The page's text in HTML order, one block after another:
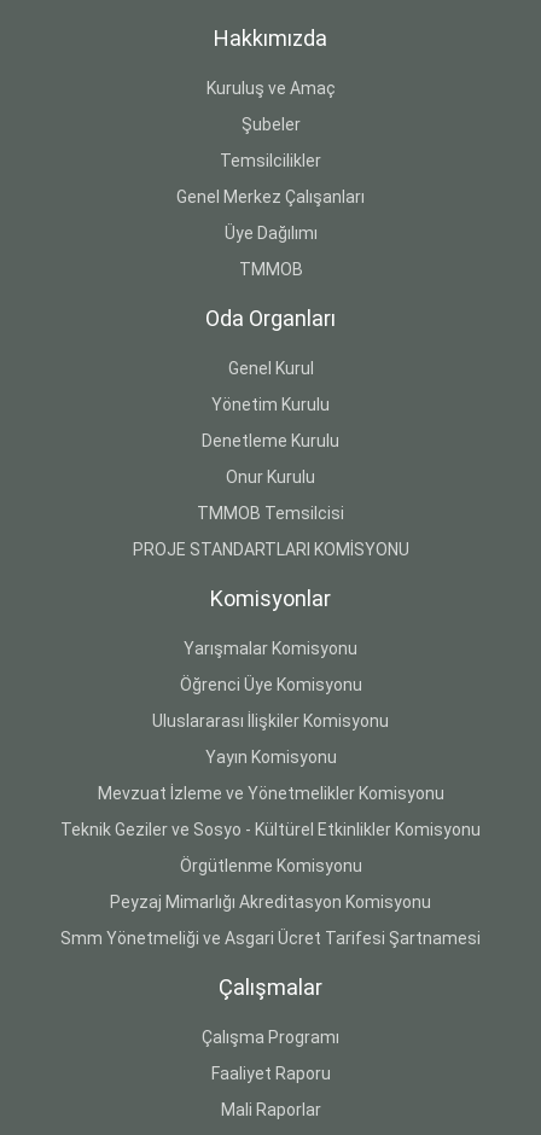
Hakkımızda
Kuruluş ve Amaç
Şubeler
Temsilcilikler
Genel Merkez Çalışanları
Üye Dağılımı
TMMOB
Oda Organları
Genel Kurul
Yönetim Kurulu
Denetleme Kurulu
Onur Kurulu
TMMOB Temsilcisi
PROJE STANDARTLARI KOMİSYONU
Komisyonlar
Yarışmalar Komisyonu
Öğrenci Üye Komisyonu
Uluslararası İlişkiler Komisyonu
Yayın Komisyonu
Mevzuat İzleme ve Yönetmelikler Komisyonu
Teknik Geziler ve Sosyo - Kültürel Etkinlikler Komisyonu
Örgütlenme Komisyonu
Peyzaj Mimarlığı Akreditasyon Komisyonu
Smm Yönetmeliği ve Asgari Ücret Tarifesi Şartnamesi
Çalışmalar
Çalışma Programı
Faaliyet Raporu
Mali Raporlar